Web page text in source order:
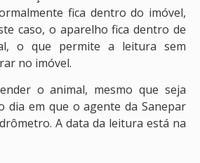
fica dentro do imóvel,
caso, o aparelho fica dentro de
o que permite a leitura sem
no imóvel.
o animal, mesmo que seja
dia em que o agente da Sanepar
A data da leitura está na